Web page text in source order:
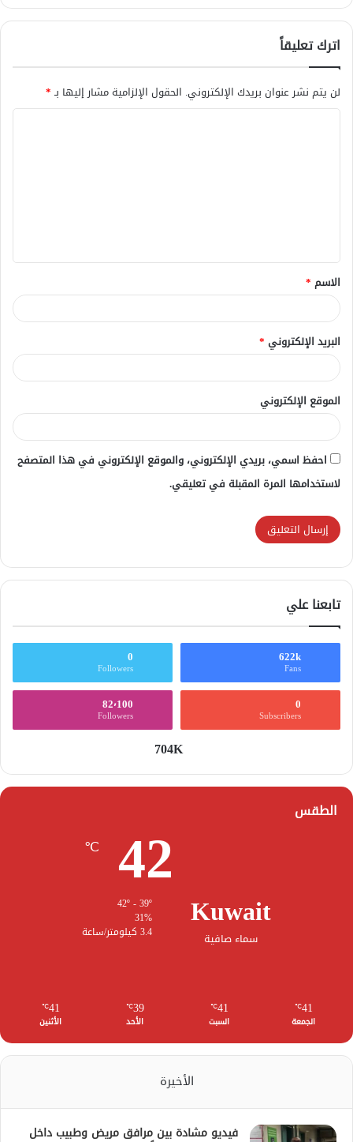
اترك تعليقاً
لن يتم نشر عنوان بريدك الإلكتروني. الحقول الإلزامية مشار إليها بـ*
ق
*
الاسم *
البريد الإلكتروني *
الموقع الإلكتروني
احفظ اسمي، بريدي الإلكتروني، والموقع الإلكتروني في هذا المتصفح
لاستخدامها المرة المقبلة في تعليقي.
تابعنا علي
622k
Fans
0
Followers
0
Subscribers
82٬100
Followers
704K
الطقس
Kuwait
سماء صافية
42
℃
31%
3.4 كيلومتر/ساعة
41
℃
الجمعة
41
℃
السبت
39
℃
الأحد
41
℃
الأثنين
الأخيرة
فيديو مشادة بين مرافق مريض وطبيب داخل